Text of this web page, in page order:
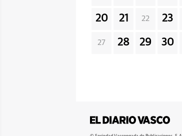
20 21 22 23
27 28 29 30